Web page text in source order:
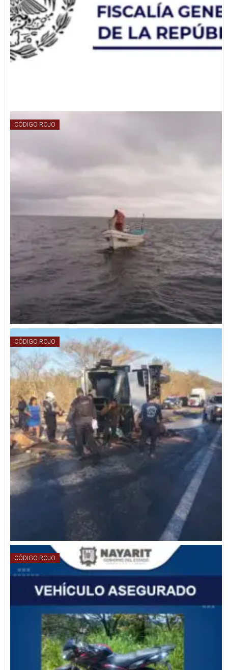
CÓDIGO ROJO
CÓDIGO ROJO
CÓDIGO ROJO